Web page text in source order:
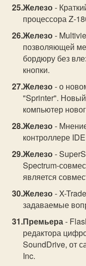
Железо-
процессора Z-
Железо-
позволяющей
бордюру без
кнопки.
Железо- о
"Sprinter".
компьютер
Железо-
контроллере
Железо-
Spectrum-
является
Железо- X-
задаваемые
Премьера-
редактора
SoundDrive, от
Inc.